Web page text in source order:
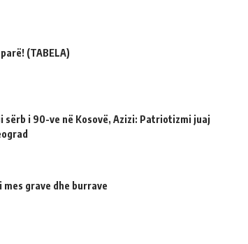
(TABELA)
i 90-ve në Kosovë, Azizi: Patriotizmi juaj
grave dhe burrave